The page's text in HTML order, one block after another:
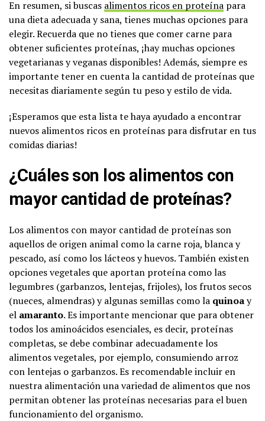
En resumen, si buscas alimentos ricos en proteína para
una dieta adecuada y sana, tienes muchas opciones para
elegir. Recuerda que no tienes que comer carne para
obtener suficientes proteínas, ¡hay muchas opciones
vegetarianas y veganas disponibles! Además, siempre es
importante tener en cuenta la cantidad de proteínas que
necesitas diariamente según tu peso y estilo de vida.
¡Esperamos que esta lista te haya ayudado a encontrar
nuevos alimentos ricos en proteínas para disfrutar en tus
comidas diarias!
¿Cuáles son los alimentos con
mayor cantidad de proteínas?
Los alimentos con mayor cantidad de proteínas son
aquellos de origen animal como la carne roja, blanca y
pescado, así como los lácteos y huevos. También existen
opciones vegetales que aportan proteína como las
legumbres (garbanzos, lentejas, frijoles), los frutos secos
(nueces, almendras) y algunas semillas como la quinoay
el amaranto. Es importante mencionar que para obtener
todos los aminoácidos esenciales, es decir, proteínas
completas, se debe combinar adecuadamente los
alimentos vegetales, por ejemplo, consumiendo arroz
con lentejas o garbanzos. Es recomendable incluir en
nuestra alimentación una variedad de alimentos que nos
permitan obtener las proteínas necesarias para el buen
funcionamiento del organismo.